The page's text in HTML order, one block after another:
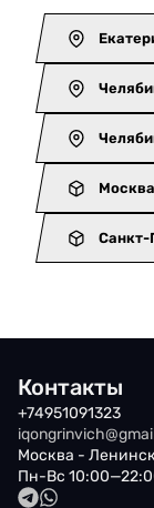
Санкт-
Контакты
+74951091323
Москва -
Пн-Вс